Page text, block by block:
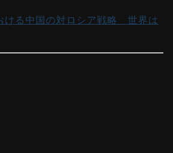
ける中国の対ロシア戦略 世界は